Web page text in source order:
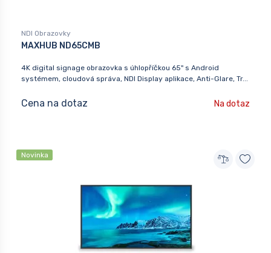
NDI Obrazovky
MAXHUB ND65CMB
4K digital signage obrazovka s úhlopříčkou 65" s Android
systémem, cloudová správa, NDI Display aplikace, Anti-Glare, Tr...
Cena na dotaz Na dotaz
Novinka